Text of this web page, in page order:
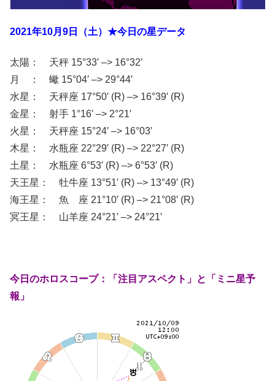
2021年10月9日（土）★今日の星データ
太陽： 天秤 15°33′ –> 16°32′
月 ： 蠍 15°04′ –> 29°44′
水星： 天秤座 17°50′ (R) –> 16°39′ (R)
金星： 射手 1°16′ –> 2°21′
火星： 天秤座 15°24′ –> 16°03′
木星： 水瓶座 22°29′ (R) –> 22°27′ (R)
土星： 水瓶座 6°53′ (R) –> 6°53′ (R)
天王星： 牡牛座 13°51′ (R) –> 13°49′ (R)
海王星： 魚 座 21°10′ (R) –> 21°08′ (R)
冥王星： 山羊座 24°21′ –> 24°21′
今日のホロスコープ：「注目アスペクト」と「ミニ星予
報」